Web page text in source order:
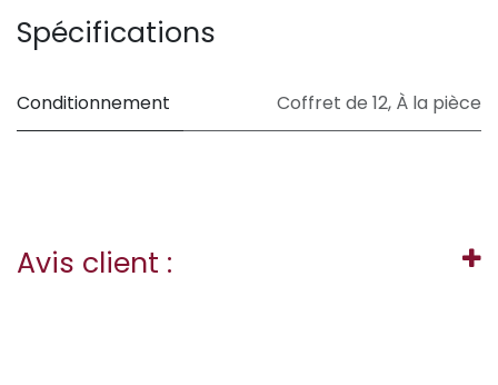
Spécifications
Conditionnement Coffret de 12, À la pièce
Avis client :